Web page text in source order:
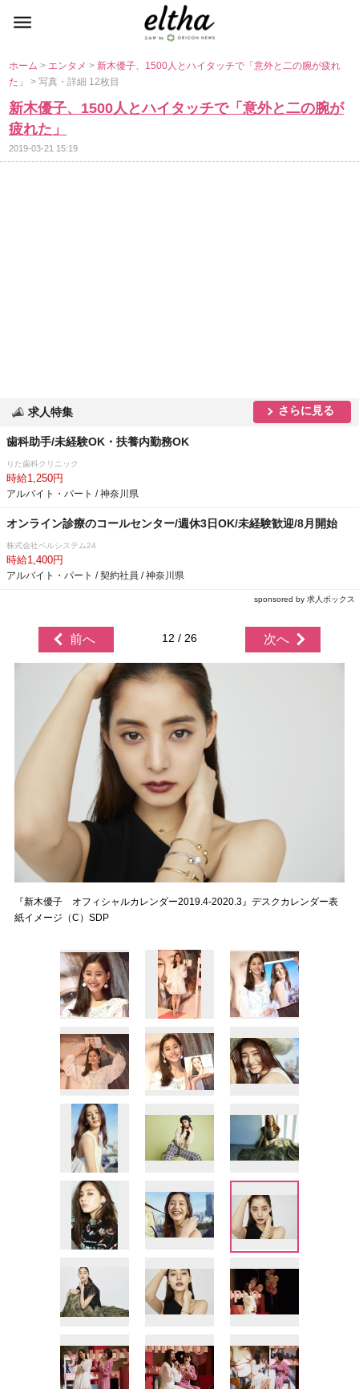
ホーム> エンタメ> 新木優子、1500人とハイタッチで「意外と二の腕が疲れ
た」> 写真・詳細 12枚目
新木優子、1500人とハイタッチで「意外と二の腕が
疲れた」
2019-03-21 15:19
求人特集 さらに見る
歯科助手/未経験OK・扶養内勤務OK
りた歯科クリニック
時給1,250円
アルバイト・パート / 神奈川県
オンライン診療のコールセンター/週休3日OK/未経験歓迎/8月開始
株式会社ベルシステム24
時給1,400円
アルバイト・パート / 契約社員 / 神奈川県
sponsored by 求人ボックス
前へ 12 / 26 次へ
『新木優子 オフィシャルカレンダー2019.4-2020.3』デスクカレンダー表
紙イメージ（C）SDP